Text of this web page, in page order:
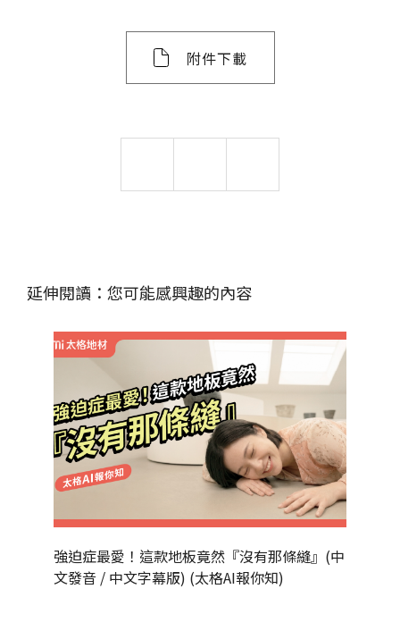
附件下載
延伸閱讀：您可能感興趣的內容
強迫症最愛！這款地板竟然『沒有那條縫』(中
文發音 / 中文字幕版) (太格AI報你知)